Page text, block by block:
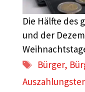
Die Hälfte des
und der
Bürger,